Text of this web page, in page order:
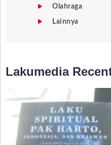
Olahraga
Lainnya
Lakumedia